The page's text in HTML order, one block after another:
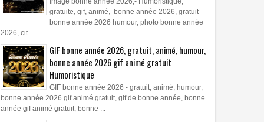
gratuite, gif, animé, bonne année 2026, gratuit
bonne année 2026 humour, photo bonne année
2026, cit...
GIF bonne année 2026, gratuit, animé, humour,
bonne année 2026 gif animé gratuit
Humoristique
GIF bonne année 2026 - gratuit, animé, humour,
bonne année 2026 gif animé gratuit, gif de bonne année, bonne
année gif animé gratuit, bonne ...